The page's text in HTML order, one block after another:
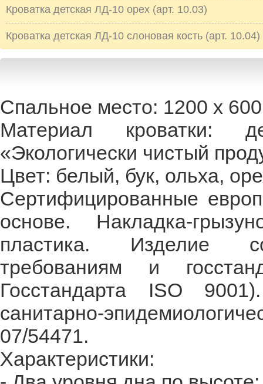
Кроватка детская ЛД-10 орех (арт. 10.03)
Кроватка детская ЛД-10 слоновая кость (арт. 10.04)
Спальное место: 1200 х
Материал кроватки:
«Экологически чистый
Цвет: белый, бук, ольха,
Сертифицированные
основе. Накладка-
пластика. Изделие
требованиям и
Госстандарта ISO
санитарно-
07/54471.
Характеристики: